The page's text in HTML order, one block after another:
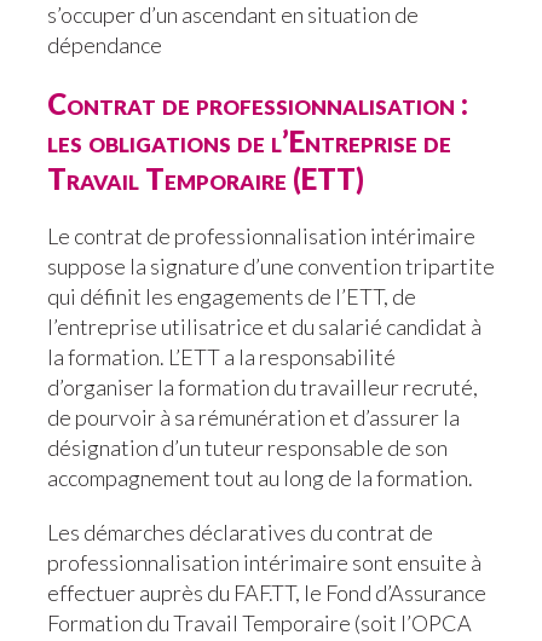
s’occuper d’un ascendant en situation de
dépendance
Contrat de professionnalisation :
les obligations de l’Entreprise de
Travail Temporaire (ETT)
Le contrat de professionnalisation intérimaire
suppose la signature d’une convention tripartite
qui définit les engagements de l’ETT, de
l’entreprise utilisatrice et du salarié candidat à
la formation. L’ETT a la responsabilité
d’organiser la formation du travailleur recruté,
de pourvoir à sa rémunération et d’assurer la
désignation d’un tuteur responsable de son
accompagnement tout au long de la formation.
Les démarches déclaratives du contrat de
professionnalisation intérimaire sont ensuite à
effectuer auprès du FAF.TT, le Fond d’Assurance
Formation du Travail Temporaire (soit l’OPCA